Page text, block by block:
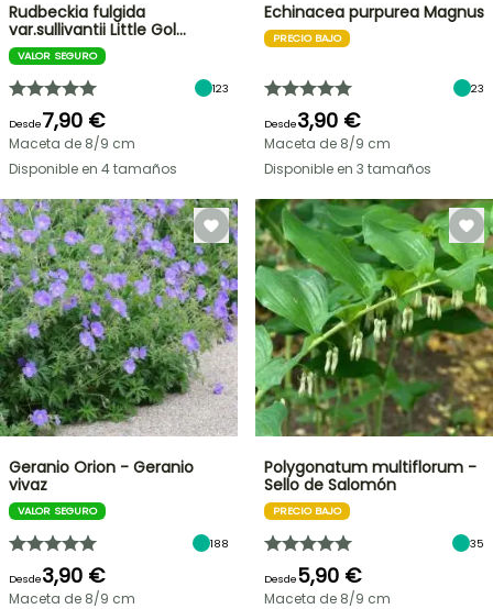
Rudbeckia fulgida
var.sullivantii Little Gol…
VALOR SEGURO
123
Desde7,90 €
Maceta de 8/9 cm
Disponible en 4 tamaños
Echinacea purpurea Magnus
PRECIO BAJO
23
Desde3,90 €
Maceta de 8/9 cm
Disponible en 3 tamaños
Geranio Orion - Geranio
vivaz
VALOR SEGURO
188
Desde3,90 €
Maceta de 8/9 cm
Polygonatum multiflorum -
Sello de Salomón
PRECIO BAJO
35
Desde5,90 €
Maceta de 8/9 cm